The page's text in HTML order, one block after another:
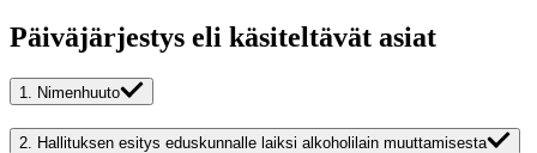
Päiväjärjestys eli käsiteltävät asiat
1. Nimenhuuto
2. Hallituksen esitys eduskunnalle laiksi alkoholilain muuttamisesta